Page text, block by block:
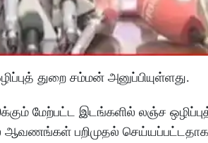
துறை சம்மன் அனுப்பியுள்ளது.
மேற்பட்ட இடங்களில் லஞ்ச
பறிமுதல் செய்யப்பட்டதாக